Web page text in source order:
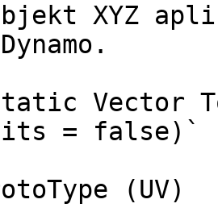
XYZ
Vector
= false)`
(UV)